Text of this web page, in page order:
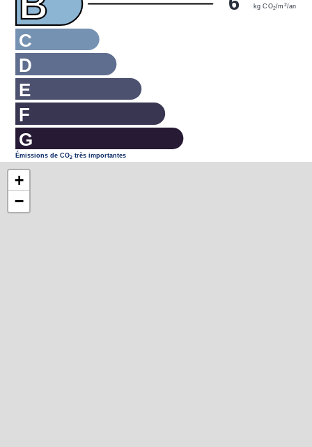
kg CO2/m 2/an
C
D
E
F
G
Émissions de CO2 très importantes
+
−